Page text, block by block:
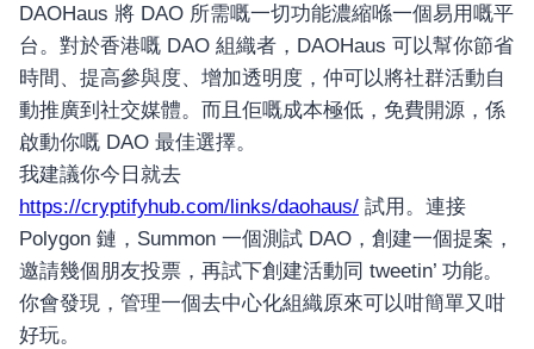
DAOHaus 將 DAO 所需嘅一切功能濃縮喺一個易用嘅平
台。對於香港嘅 DAO 組織者，DAOHaus 可以幫你節省
時間、提高參與度、增加透明度，仲可以將社群活動自
動推廣到社交媒體。而且佢嘅成本極低，免費開源，係
啟動你嘅 DAO 最佳選擇。
我建議你今日就去
https://cryptifyhub.com/links/daohaus/ 試用。連接
Polygon 鏈，Summon 一個測試 DAO，創建一個提案，
邀請幾個朋友投票，再試下創建活動同 tweetin’ 功能。
你會發現，管理一個去中心化組織原來可以咁簡單又咁
好玩。